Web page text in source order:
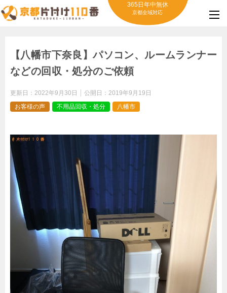
365日年中無休
京都全域対応
【八幡市下奈良】パソコン、ルームランナー
などの回収・処分のご依頼
更新日： 2022年9月30日 公開日： 2019年9月19日
お客様の声
不用品回収・処分 八幡市